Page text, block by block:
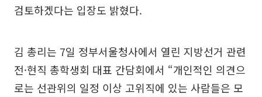
검토하겠다는 입장도 밝혔다.
김 총리는 7일 정부서울청사에서 열린 지방선거 관련
전·현직 총학생회 대표 간담회에서 “개인적인 의견으
로는 선관위의 일정 이상 고위직에 있는 사람들은 모